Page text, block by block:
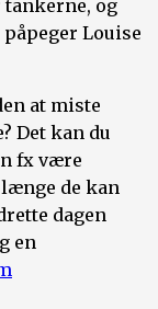
og
Louise
at miste
Det kan du
fx være
de kan
dagen
en